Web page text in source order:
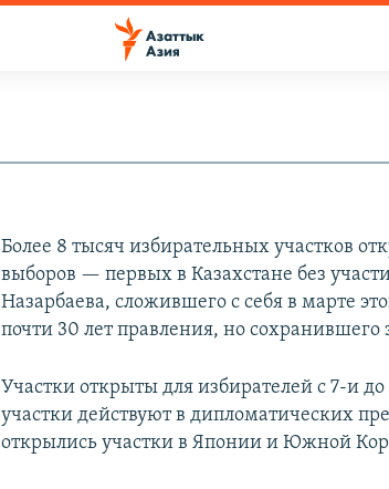
Более 8 тысяч избирательных участков
выборов — первых в Казахстане без
Назарбаева, сложившего с себя в марте
почти 30 лет правления, но сохранившего
​Участки открыты для избирателей с 7-и
участки действуют в дипломатических
открылись участки в Японии и Южной